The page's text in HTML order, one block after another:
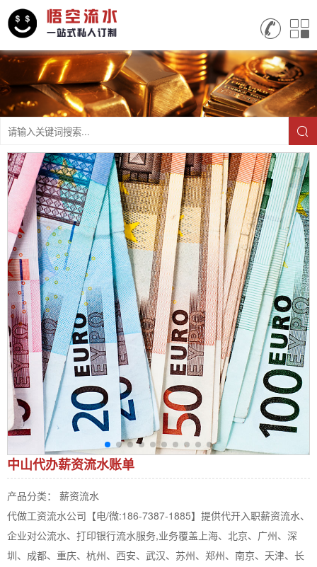
中山代办薪资流水账单
产品分类： 薪资流水
代做工资流水公司【电/微:186-7387-1885】提供代开入职薪资流水、
企业对公流水、打印银行流水服务,业务覆盖上海、北京、广州、深
圳、成都、重庆、杭州、西安、武汉、苏州、郑州、南京、天津、长